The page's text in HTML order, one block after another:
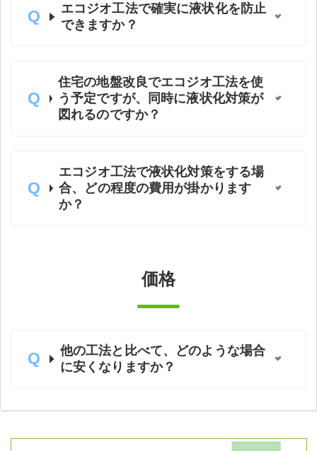
エコジオ工法で確実に液状化を防止
できますか？
住宅の地盤改良でエコジオ工法を使
う予定ですが、同時に液状化対策が
図れるのですか？
エコジオ工法で液状化対策をする場
合、どの程度の費用が掛かります
か？
価格
他の工法と比べて、どのような場合
に安くなりますか？